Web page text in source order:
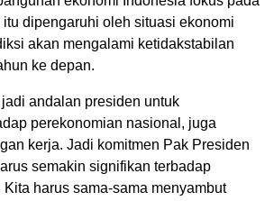
dipengaruhi oleh situasi ekonomi
akan mengalami ketidakstabilan
ke depan.
andalan presiden untuk
perekonomian nasional, juga
kerja. Jadi komitmen Pak Presiden
semakin signifikan terbadap
harus sama-sama menyambut